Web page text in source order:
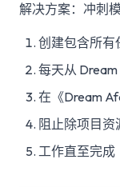
解决方案：冲刺
创建包含所有
每天从 Dream
在《Dream
阻止除项目
工作直至完成